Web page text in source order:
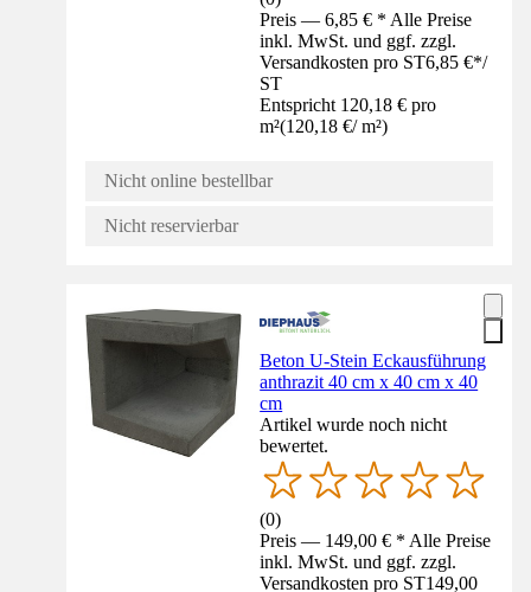
Preis — 6,85 € * Alle Preise
inkl. MwSt. und ggf. zzgl.
Versandkosten pro ST6,85 €*/
ST
Entspricht 120,18 € pro
m²(120,18 €/ m²)
Nicht online bestellbar
Nicht reservierbar
Beton U-Stein Eckausführung
anthrazit 40 cm x 40 cm x 40
cm
Artikel wurde noch nicht
bewertet.
(0)
Preis — 149,00 € * Alle Preise
inkl. MwSt. und ggf. zzgl.
Versandkosten pro ST149,00